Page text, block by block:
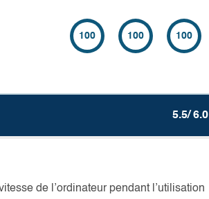
100 100 100
5.5/ 6.0
de l’ordinateur pendant l’utilisation